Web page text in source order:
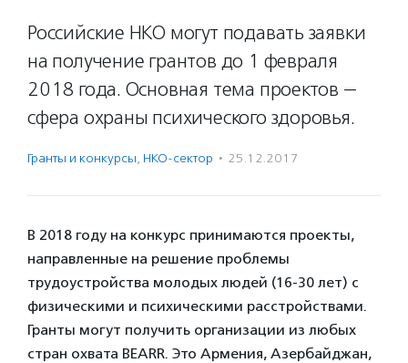
Российские НКО могут подавать заявки
на получение грантов до 1 февраля
2018 года. Основная тема проектов —
сфера охраны психического здоровья.
Гранты и конкурсы, НКО-сектор · 25.12.2017
В 2018 году на конкурс принимаются проекты,
направленные на решение проблемы
трудоустройства молодых людей (16-30 лет) с
физическими и психическими расстройствами.
Гранты могут получить организации из любых
стран охвата BEARR. Это Армения, Азербайджан,